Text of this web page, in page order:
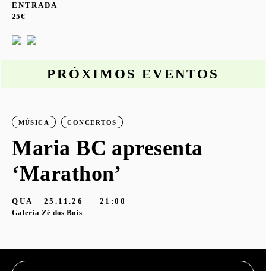
ENTRADA
25€
PRÓXIMOS EVENTOS
MÚSICA CONCERTOS
Maria BC apresenta
‘Marathon’
QUA 25.11.26
21:00
Galeria Zé dos Bois